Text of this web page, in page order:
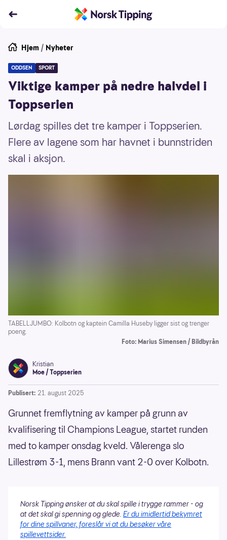
Hjem / Nyheter
ODDSEN SPORT
Viktige kamper på nedre halvdel i
Toppserien
Lørdag spilles det tre kamper i Toppserien.
Flere av lagene som har havnet i bunnstriden
skal i aksjon.
TABELLJUMBO: Kolbotn og kaptein Camilla Huseby ligger sist og trenger
poeng.
Foto: Marius Simensen / Bildbyrån
Kristian
Moe / Toppserien
Publisert: 21. august 2025
Grunnet fremflytning av kamper på grunn av
kvalifisering til Champions League, startet runden
med to kamper onsdag kveld. Vålerenga slo
Lillestrøm 3-1, mens Brann vant 2-0 over Kolbotn.
Norsk Tipping ønsker at du skal spille i trygge rammer - og
at det skal gi spenning og glede. Er du imidlertid bekymret
for dine spillvaner, foreslår vi at du besøker våre
spillevettsider.